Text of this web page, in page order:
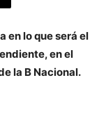
en lo que será el
en el
la B Nacional.